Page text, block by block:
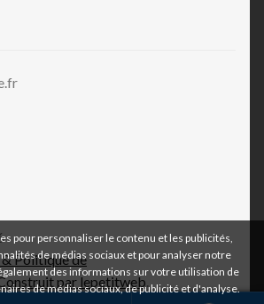
Politique de
par lepetitweb
pour personnaliser le contenu et les publicités,
de médias sociaux et pour analyser notre
des informations sur votre utilisation de
de médias sociaux, de publicité et d'analyse.